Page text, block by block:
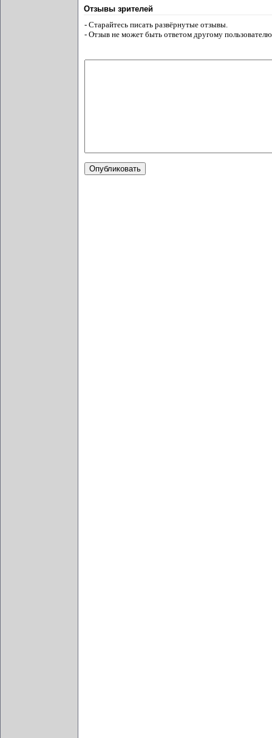
Отзывы зрителей
- Старайтесь писать развёрнутые отзывы.
- Отзыв не может быть ответом другому